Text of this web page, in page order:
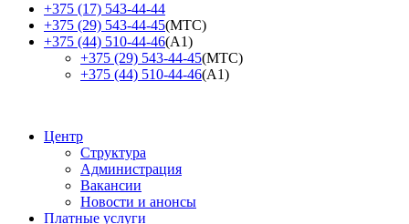
+375 (17) 543-44-44
+375 (29) 543-44-45(МТС)
+375 (44) 510-44-46(А1)
+375 (29) 543-44-45(МТС)
+375 (44) 510-44-46(А1)
Центр
Структура
Администрация
Вакансии
Новости и анонсы
Платные услуги